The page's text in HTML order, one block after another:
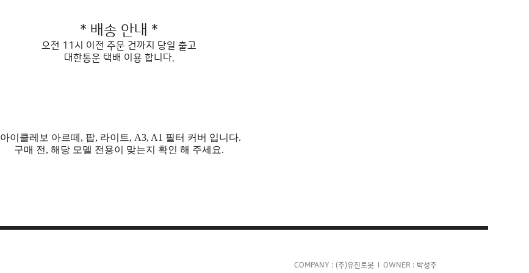
* 배송 안내 *
오전 11시 이전 주문 건까지 당일 출고
대한통운 택배 이용 합니다.
아이클레보 아르떼, 팝, 라이트, A3, A1 필터 커버 입니다.
구매 전, 해당 모델 전용이 맞는지 확인 해 주세요.
COMPANY : (주)유진로봇 l OWNER : 박성주